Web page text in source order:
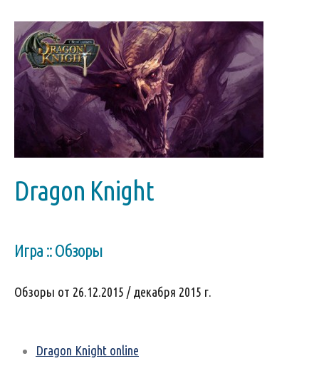
Dragon Knight
Игра :: Обзоры
Обзоры от 26.12.2015 / декабря 2015 г.
Dragon Knight online